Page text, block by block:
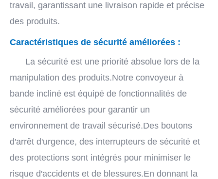
travail, garantissant une livraison rapide et précise
des produits.
Caractéristiques de sécurité améliorées :
La sécurité est une priorité absolue lors de la
manipulation des produits.Notre convoyeur à
bande incliné est équipé de fonctionnalités de
sécurité améliorées pour garantir un
environnement de travail sécurisé.Des boutons
d'arrêt d'urgence, des interrupteurs de sécurité et
des protections sont intégrés pour minimiser le
risque d'accidents et de blessures.En donnant la